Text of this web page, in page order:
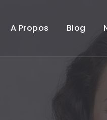
A Propos Blog